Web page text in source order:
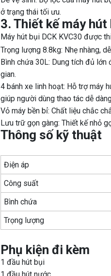
ở trạng thái tối ưu.
3. Thiết kế máy
Máy hút bụi DCK KVC30 được
Trọng lượng 8.8kg: Nhẹ nhàng,
Bình chứa 30L: Dung tích đủ
gian.
4 bánh xe linh hoạt: Hỗ trợ máy
giúp người dùng thao tác dễ
Vỏ máy bền bỉ: Chất liệu chắc
Lưu trữ gọn gàng: Thiết kế nhỏ
Thông số kỹ thuật
Điện áp
Công suất
Bình chứa
Trọng lượng
Phụ kiện đi kèm
1 đầu hút bụi